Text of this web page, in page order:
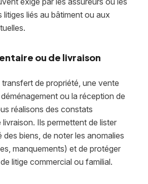
litiges liés au bâtiment ou aux
ou de livraison
de propriété, une vente
ou la réception de
réalisons des constats
livraison. Ils permettent de lister
des biens, de noter les anomalies
manquements) et de protéger
litige commercial ou familial.